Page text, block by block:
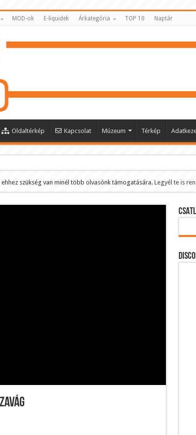
MOD-ok E-liquidek Árkategória TOP 10 Naptár
Oldaltérkép Kapcsolat Múzeum Térkép
szükség van minél több olvasónk támogatására.Legyél te is